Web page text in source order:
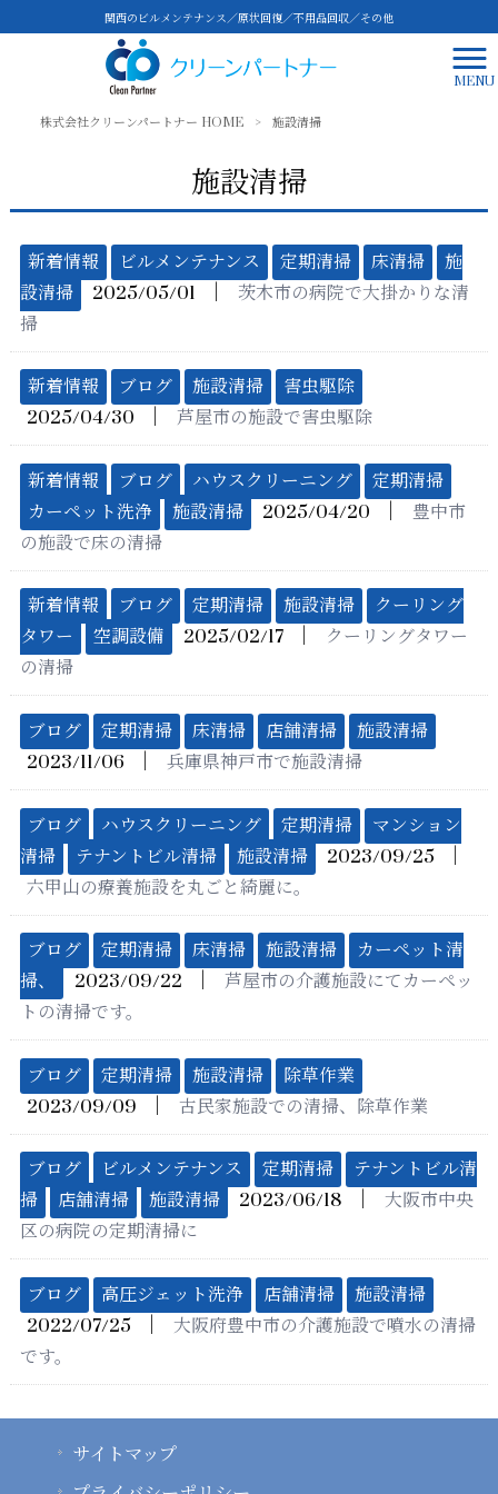
関西のビルメンテナンス／原状回復／不用品回収／その他
MENU
株式会社クリーンパートナー HOME > 施設清掃
施設清掃
新着情報 ビルメンテナンス 定期清掃 床清掃
施
設清掃
2025/05/01
茨木市の病院で大掛かりな清
掃
新着情報 ブログ 施設清掃
害虫駆除
2025/04/30
芦屋市の施設で害虫駆除
新着情報 ブログ ハウスクリーニング
定期清掃
カーペット洗浄
施設清掃 2025/04/20
豊中市
の施設で床の清掃
新着情報 ブログ 定期清掃 施設清掃
クーリング
タワー
空調設備 2025/02/17
クーリングタワー
の清掃
ブログ 定期清掃 床清掃 店舗清掃
施設清掃
2023/11/06
兵庫県神戸市で施設清掃
ブログ ハウスクリーニング 定期清掃
マンション
清掃
テナントビル清掃 施設清掃 2023/09/25
六甲山の療養施設を丸ごと綺麗に。
ブログ 定期清掃 床清掃 施設清掃
カーペット清
掃、
2023/09/22
芦屋市の介護施設にてカーペッ
トの清掃です。
ブログ 定期清掃 施設清掃
除草作業
2023/09/09
古民家施設での清掃、除草作業
ブログ ビルメンテナンス 定期清掃
テナントビル清
掃
店舗清掃 施設清掃 2023/06/18
大阪市中央
区の病院の定期清掃に
ブログ 高圧ジェット洗浄 店舗清掃
施設清掃
2022/07/25
大阪府豊中市の介護施設で噴水の清掃
です。
サイトマップ